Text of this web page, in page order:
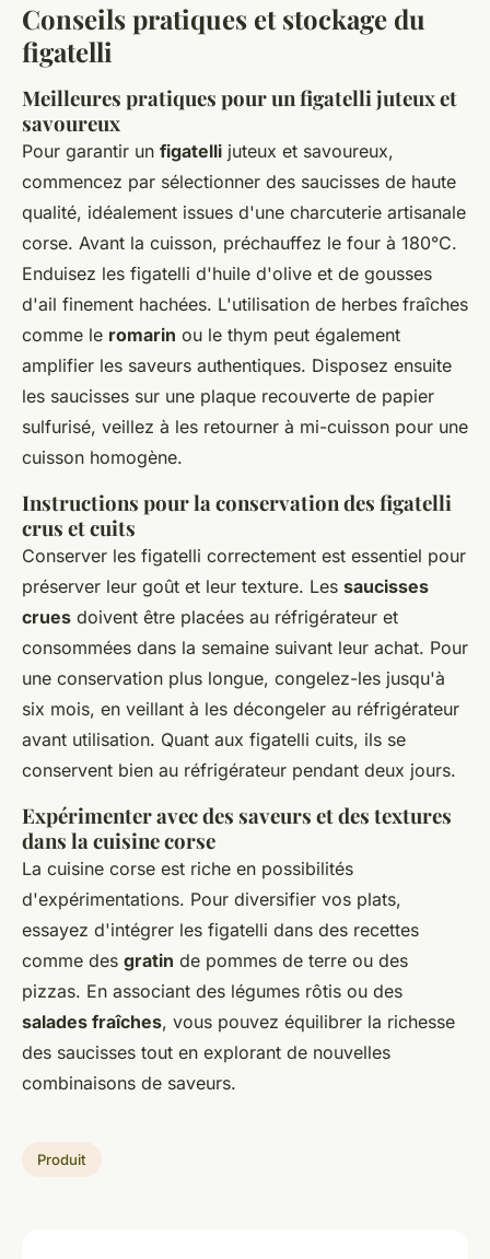
Conseils pratiques et stockage du
figatelli
Meilleures pratiques pour un figatelli juteux et
savoureux
Pour garantir un figatelli juteux et savoureux,
commencez par sélectionner des saucisses de haute
qualité, idéalement issues d'une charcuterie artisanale
corse. Avant la cuisson, préchauffez le four à 180°C.
Enduisez les figatelli d'huile d'olive et de gousses
d'ail finement hachées. L'utilisation de herbes fraîches
comme le romarin ou le thym peut également
amplifier les saveurs authentiques. Disposez ensuite
les saucisses sur une plaque recouverte de papier
sulfurisé, veillez à les retourner à mi-cuisson pour une
cuisson homogène.
Instructions pour la conservation des figatelli
crus et cuits
Conserver les figatelli correctement est essentiel pour
préserver leur goût et leur texture. Les saucisses
crues doivent être placées au réfrigérateur et
consommées dans la semaine suivant leur achat. Pour
une conservation plus longue, congelez-les jusqu'à
six mois, en veillant à les décongeler au réfrigérateur
avant utilisation. Quant aux figatelli cuits, ils se
conservent bien au réfrigérateur pendant deux jours.
Expérimenter avec des saveurs et des textures
dans la cuisine corse
La cuisine corse est riche en possibilités
d'expérimentations. Pour diversifier vos plats,
essayez d'intégrer les figatelli dans des recettes
comme des gratin de pommes de terre ou des
pizzas. En associant des légumes rôtis ou des
salades fraîches, vous pouvez équilibrer la richesse
des saucisses tout en explorant de nouvelles
combinaisons de saveurs.
Produit